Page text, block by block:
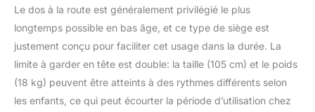
Le dos à la route est généralement privilégié le plus
longtemps possible en bas âge, et ce type de siège est
justement conçu pour faciliter cet usage dans la durée. La
limite à garder en tête est double: la taille (105 cm) et le poids
(18 kg) peuvent être atteints à des rythmes différents selon
les enfants, ce qui peut écourter la période d’utilisation chez